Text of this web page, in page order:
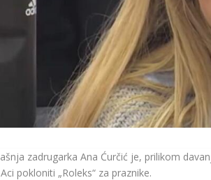
zadrugarka Ana Ćurčić je, prilikom
pokloniti „Roleks“ za praznike.